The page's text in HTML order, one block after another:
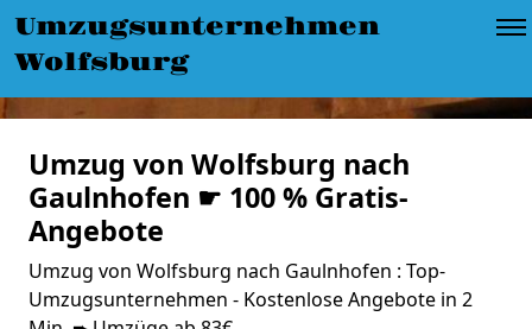
Umzugsunternehmen
Wolfsburg
Umzug von Wolfsburg nach
Gaulnhofen ☛ 100 % Gratis-
Angebote
Umzug von Wolfsburg nach Gaulnhofen : Top-
Umzugsunternehmen - Kostenlose Angebote in 2